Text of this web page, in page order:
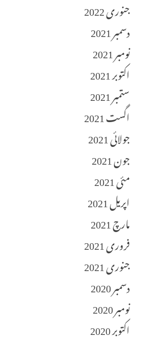
جنوری 2022
دسمبر 2021
نومبر 2021
اکتوبر 2021
ستمبر 2021
اگست 2021
جولائی 2021
جون 2021
مئی 2021
اپریل 2021
مارچ 2021
فروری 2021
جنوری 2021
دسمبر 2020
نومبر 2020
اکتوبر 2020